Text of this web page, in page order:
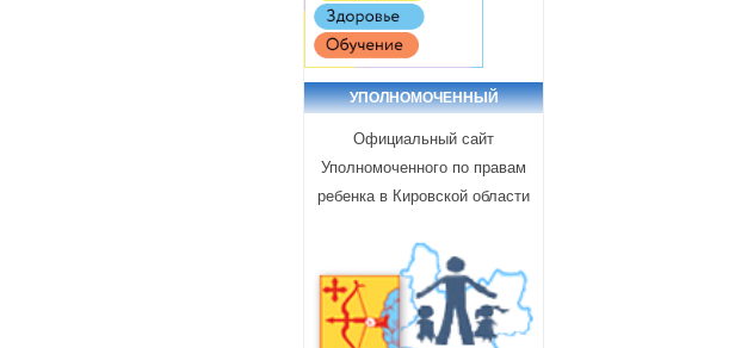
УПОЛНОМОЧЕННЫЙ
Официальный сайт
Уполномоченного по правам
ребенка в Кировской области